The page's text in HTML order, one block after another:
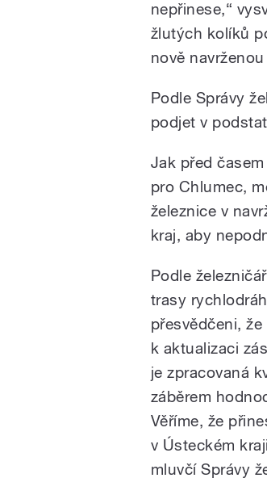
nepřinese,“
žlutých kolíků
nově
Podle Správy
podjet v
Jak před
pro Chlumec,
železnice v
kraj, aby
Podle
trasy
přesvědčeni,
k aktualizaci
je zpracovaná
záběrem
Věříme, že
v Ústeckém
mluvčí Správy